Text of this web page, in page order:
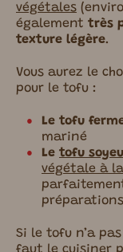
végétales
également très
texture légère.
Vous aurez le
pour le tofu :
Le tofu
mariné
Le tofu
végétale à
Si le tofu n’a
faut le cuisiner